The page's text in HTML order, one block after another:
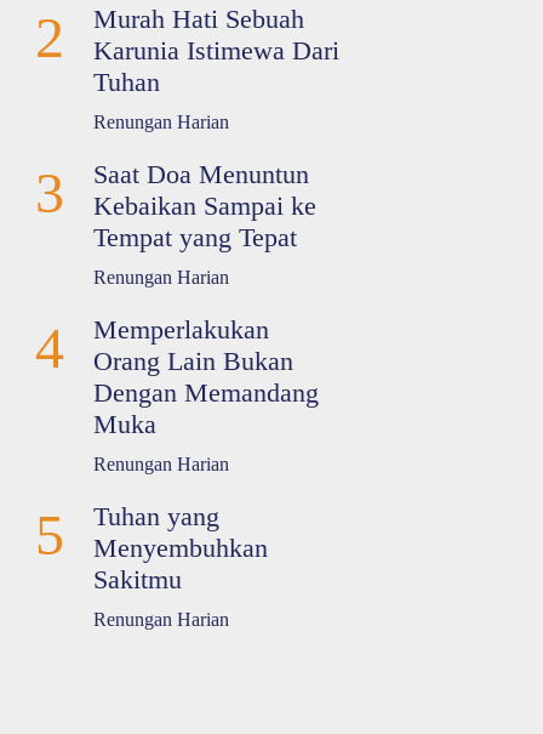
2
Murah Hati Sebuah
Karunia Istimewa Dari
Tuhan
Renungan Harian
3
Saat Doa Menuntun
Kebaikan Sampai ke
Tempat yang Tepat
Renungan Harian
4
Memperlakukan
Orang Lain Bukan
Dengan Memandang
Muka
Renungan Harian
5
Tuhan yang
Menyembuhkan
Sakitmu
Renungan Harian